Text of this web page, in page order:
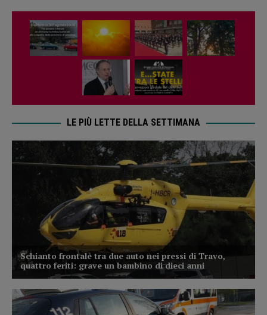
LE PIÙ LETTE DELLA SETTIMANA